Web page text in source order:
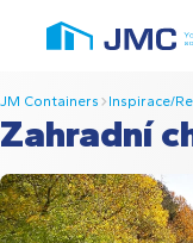
Zahradní
JM Containers Inspirace/